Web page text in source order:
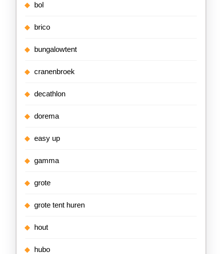
bol
brico
bungalowtent
cranenbroek
decathlon
dorema
easy up
gamma
grote
grote tent huren
hout
hubo